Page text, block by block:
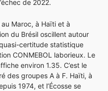
de 2022.
Maroc, à Haïti et à
du Brésil oscillent autour
certitude statistique
CONMEBOL laborieux. Le
environ 1.35. C’est le
des groupes A à F. Haïti, à
1974, et l’Écosse se